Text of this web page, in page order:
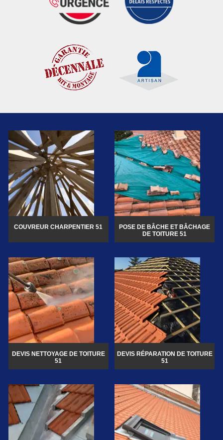
COUVREUR CHARPENTIER 51
POSE DE BÂCHE ET BÂCHAGE
DE TOITURE 51
DEVIS NETTOYAGE DE TOITURE
51
DEVIS RÉPARATION DE TOITURE
51